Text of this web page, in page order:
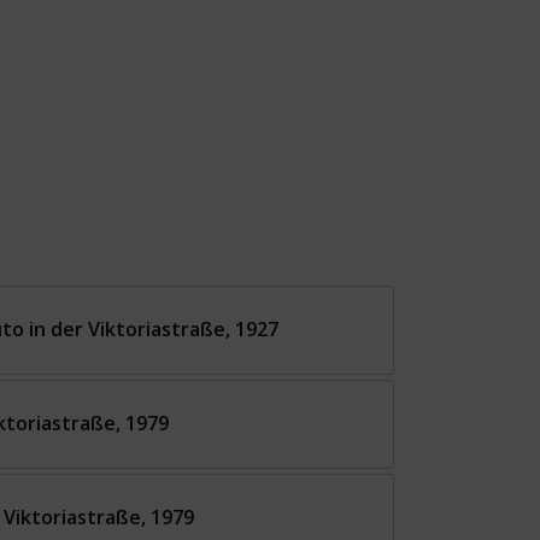
in der Viktoriastraße, 1927
1979
1979